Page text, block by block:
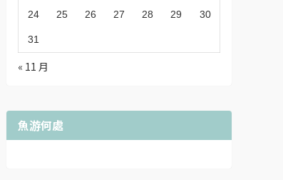
24 25 26 27 28 29 30
31
« 11 月
魚游何處